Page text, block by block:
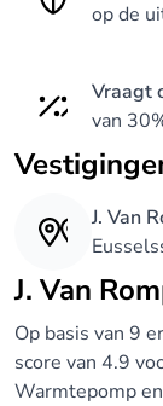
op de
Vraagt
van
J. Van
J. Van
Op basis van 9
score van 4.9
Warmtepomp